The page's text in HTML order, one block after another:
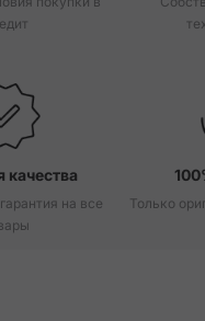
качества
на все
Только